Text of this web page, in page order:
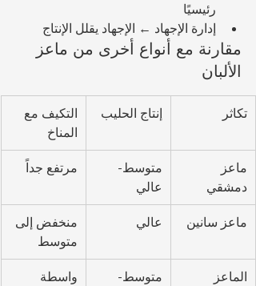
رئيسيًا
إدارة الإجهاد ← الإجهاد يقلل الإنتاج
مقارنة مع أنواع أخرى من ماعز
الألبان
تكاثر إنتاج الحليب
التكيف مع
المناخ
ماعز
دمشقي
متوسط-
عالي
مرتفع جداً
ماعز سانين عالي
منخفض إلى
متوسط
الماعز
متوسط-
واسطة